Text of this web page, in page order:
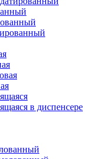
в диспенсере